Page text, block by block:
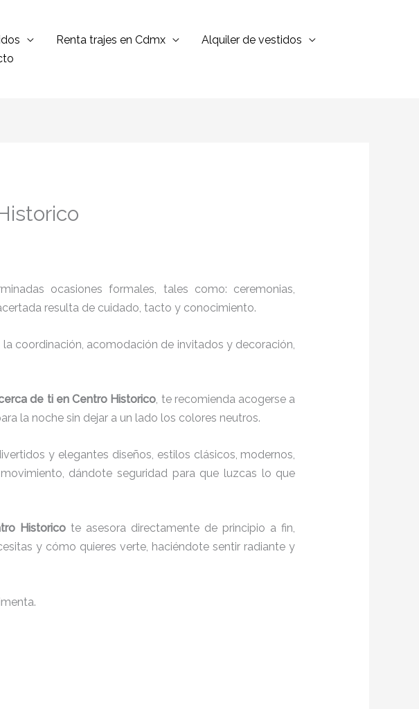
Renta trajes en Cdmx
Alquiler de vestidos
ocasiones formales, tales como: ceremonias,
resulta de cuidado, tacto y conocimiento.
coordinación, acomodación de invitados y decoración,
de ti en Centro Historico, te recomienda acogerse a
la noche sin dejar a un lado los colores neutros.
y elegantes diseños, estilos clásicos, modernos,
dándote seguridad para que luzcas lo que
Historico te asesora directamente de principio a fin,
y cómo quieres verte, haciéndote sentir radiante y